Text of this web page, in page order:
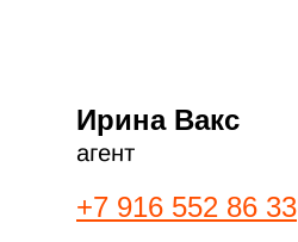
Ирина Вакс
+7 916 552 86 33
агент